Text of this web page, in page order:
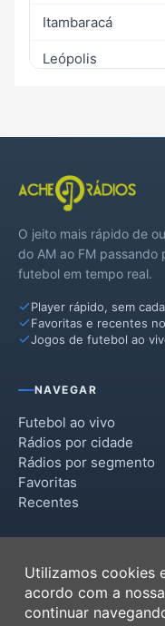
Itambaracá
Leópolis
Santo Antônio do
Sertaneja
O jeito mais rápido de
do AM ao FM
futebol em tempo real.
Player rápido, sem
Favoritas e recentes
Jogos de futebol ao
NAVEGAR
Futebol ao vivo
Rádios por cidade
Rádios por segmento
Favoritas
Recentes
Termos de Uso
Política de Privacidade
Utilizamos cookies
acordo com a nossa
continuar